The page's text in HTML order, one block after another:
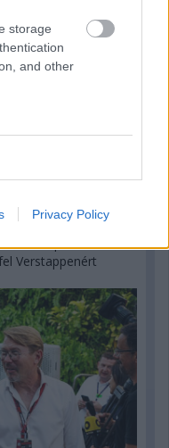
storage
and other
Privacy Policy
Verstappenért